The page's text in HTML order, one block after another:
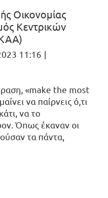
Οικονομίας
Κεντρικών
11:16 |
«make the most
να παίρνεις ό,τι
να το
Όπως έκαναν οι
τα πάντα,